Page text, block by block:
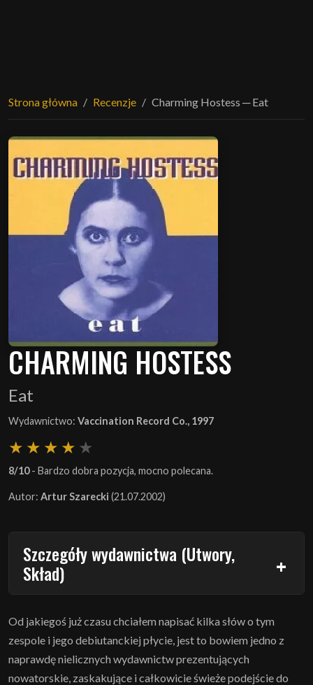
Strona główna Recenzje Charming Hostess ─ Eat
CHARMING HOSTESS
Eat
Wydawnictwo: Vaccination Record Co., 1997
8/10- Bardzo dobra pozycja, mocno polecana.
Autor: Artur Szarecki (21.07.2002)
Szczegóły wydawnictwa (Utwory,
Skład)
Od jakiegoś już czasu chciałem napisać kilka słów o tym
zespole i jego debiutanckiej płycie, jest to bowiem jedno z
naprawdę nielicznych wydawnictw prezentujących
nowatorskie, zaskakujące i całkowicie świeże podejście do